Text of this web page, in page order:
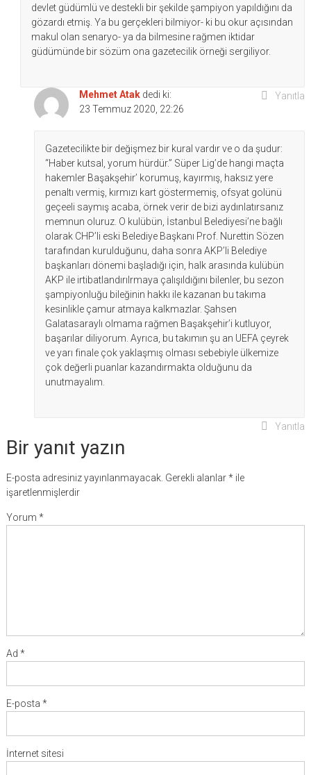
devlet güdümlü ve destekli bir şekilde şampiyon yapıldığını da
gözardı etmiş. Ya bu gerçekleri bilmiyor- ki bu okur açısından
makul olan senaryo- ya da bilmesine rağmen iktidar
güdümünde bir sözüm ona gazetecilik örneği sergiliyor.
Yanıtla
Mehmet Atak dedi ki:
23 Temmuz 2020, 22:26
Gazetecilikte bir değişmez bir kural vardır ve o da şudur:
“Haber kutsal, yorum hürdür.” Süper Lig’de hangi maçta
hakemler Başakşehir’ korumuş, kayırmış, haksız yere
penaltı vermiş, kırmızı kart göstermemiş, ofsyat golünü
geçeeli saymış acaba, örnek verir de bizi aydınlatırsanız
memnun oluruz. O kulübün, İstanbul Belediyesi’ne bağlı
olarak CHP’li eski Belediye Başkanı Prof. Nurettin Sözen
tarafından kurulduğunu, daha sonra AKP’li Belediye
başkanları dönemi başladığı için, halk arasında kulübün
AKP ile irtibatlandırılrmaya çalışıldığını bilenler, bu sezon
şampiyonluğu bileğinin hakkı ile kazanan bu takıma
kesinlikle çamur atmaya kalkmazlar. Şahsen
Galatasaraylı olmama rağmen Başakşehir’i kutluyor,
başarılar diliyorum. Ayrıca, bu takımın şu an UEFA çeyrek
ve yarı finale çok yaklaşmış olması sebebiyle ülkemize
çok değerli puanlar kazandırmakta olduğunu da
unutmayalım.
Yanıtla
Bir yanıt yazın
E-posta adresiniz yayınlanmayacak. Gerekli alanlar*ile
işaretlenmişlerdir
Yorum *
Ad *
E-posta *
İnternet sitesi